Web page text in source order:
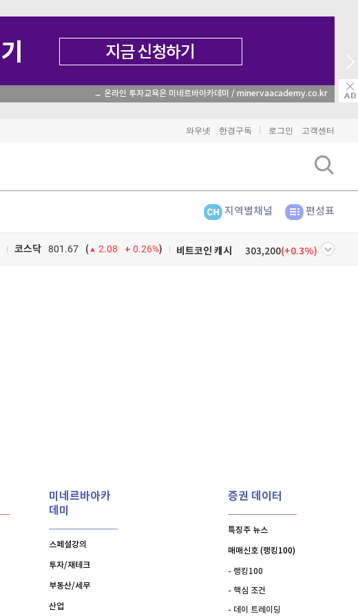
→ 온라인 투자교육은 미네르바아카데미 / minervaacademy.co.kr
와우넷 한경구독 로그인 고객센터
지역별채널 편성표
코스닥 801.67 ( 2.08 0.26%)
)
1,470 (-1.1%)
비트코인 캐시 303,200( 0.3%)
미네르바아카
데미
스페셜강의
투자/재테크
부동산/세무
산업
증권 데이터
특징주 뉴스
매매신호 (랭킹100)
- 랭킹100
- 핵심 조건
- 데이 트레이딩